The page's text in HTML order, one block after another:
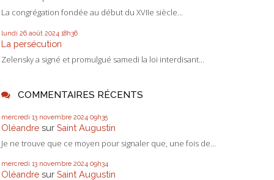
La congrégation fondée au début du XVIIe siècle...
lundi 26 août 2024 18h36
La persécution
Zelensky a signé et promulgué samedi la loi interdisant...
COMMENTAIRES RÉCENTS
mercredi 13 novembre 2024 09h35
Oléandre sur Saint Augustin
Je ne trouve que ce moyen pour signaler que, une fois de...
mercredi 13 novembre 2024 09h34
Oléandre sur Saint Augustin